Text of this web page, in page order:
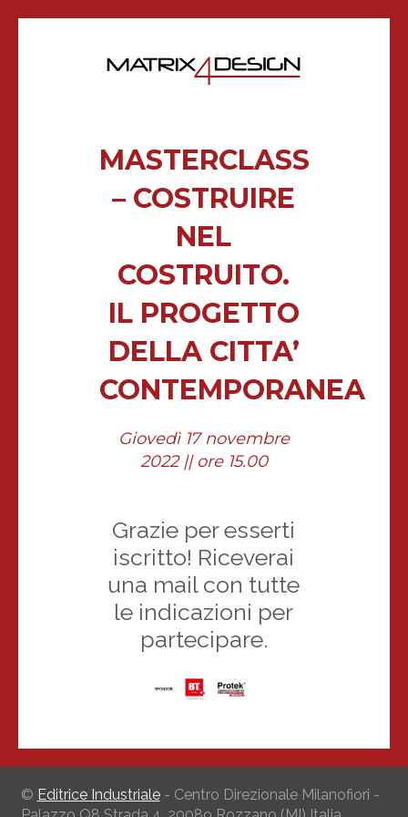
MASTERCLASS
– COSTRUIRE
NEL
COSTRUITO.
IL PROGETTO
DELLA CITTA’
CONTEMPORANEA
Giovedì 17 novembre
2022 || ore 15.00
Grazie per esserti
iscritto! Riceverai
una mail con tutte
le indicazioni per
partecipare.
© Editrice Industriale- Centro Direzionale Milanofiori -